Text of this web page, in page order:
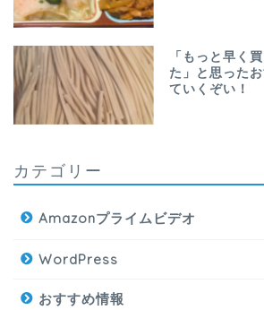
「もっと早く
た」と思った
ていくぞい！
カテゴリー
Amazonプライムビデオ
WordPress
おすすめ情報